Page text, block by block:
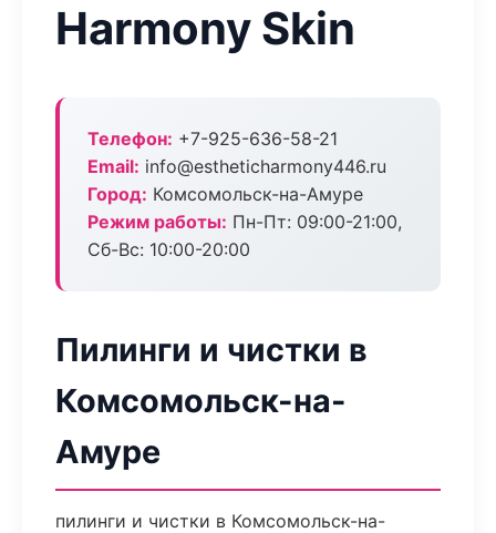
Harmony Skin
Телефон: +7-925-636-58-21
Email: info@estheticharmony446.ru
Город: Комсомольск-на-Амуре
Режим работы: Пн-Пт: 09:00-21:00,
Сб-Вс: 10:00-20:00
Пилинги и чистки в
Комсомольск-на-
Амуре
пилинги и чистки в Комсомольск-на-